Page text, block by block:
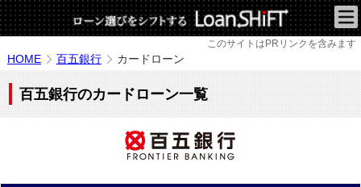
このサイトはPRリンクを含みます
HOME 百五銀行 カードローン
百五銀行のカードローン一覧